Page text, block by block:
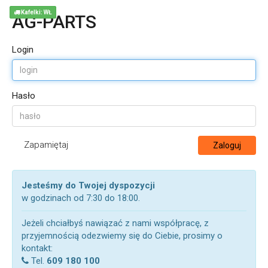
AG-PARTS
Login
Hasło
Zapamiętaj Zaloguj
Jesteśmy do Twojej dyspozycji
w godzinach od 7:30 do 18:00.
Jeżeli chciałbyś nawiązać z nami współpracę, z
przyjemnością odezwiemy się do Ciebie, prosimy o
kontakt:
Tel. 609 180 100
Kafelki: WŁ